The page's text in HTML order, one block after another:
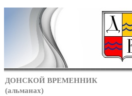
ДОНСКОЙ ВРЕМЕННИК
(альманах)